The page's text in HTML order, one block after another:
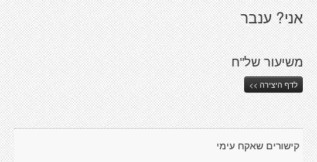
אני? ענבר
משיעור של"ח
לדף היצירה >>
קישורים שאקח עימי